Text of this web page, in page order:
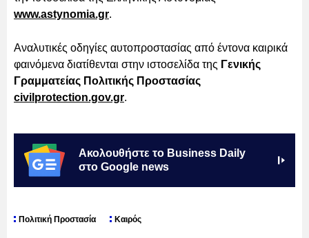
www.astynomia.gr.
Αναλυτικές οδηγίες αυτοπροστασίας από έντονα καιρικά
φαινόμενα διατίθενται στην ιστοσελίδα της Γενικής
Γραμματείας Πολιτικής Προστασίας
civilprotection.gov.gr.
Ακολουθήστε το Business Daily
στο Google news
Πολιτική Προστασία Καιρός